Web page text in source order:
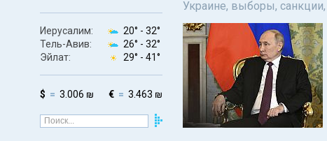
Иерусалим: 20° - 32°
Тель-Авив:
26° - 32°
Эйлат:
29° - 41°
$ 3.006 ₪ € 3.463 ₪
Украине, выборы,